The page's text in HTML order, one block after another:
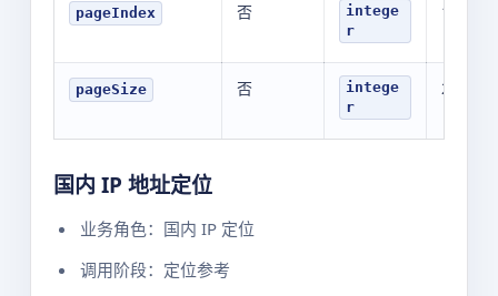
pageIndex 否
intege
r
1
pageSize 否
intege
r
20
国内 IP 地址定位
业务角色：国内 IP 定位
调用阶段：定位参考